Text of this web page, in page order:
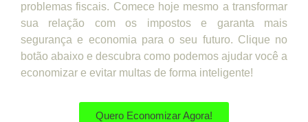
problemas fiscais. Comece hoje mesmo a transformar
sua relação com os impostos e garanta mais
segurança e economia para o seu futuro. Clique no
botão abaixo e descubra como podemos ajudar você a
economizar e evitar multas de forma inteligente!
Quero Economizar Agora!